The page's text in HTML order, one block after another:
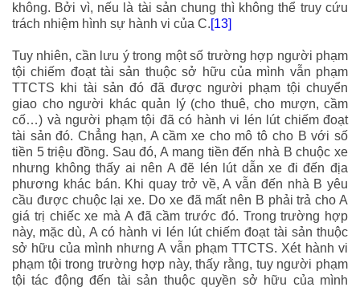
không. Bởi vì, nếu là tài sản chung thì không thể truy cứu
trách nhiệm hình sự hành vi của C.[13]
Tuy nhiên, cần lưu ý trong một số trường hợp người phạm
tội chiếm đoạt tài sản thuộc sở hữu của mình vẫn phạm
TTCTS khi tài sản đó đã được người phạm tội chuyển
giao cho người khác quản lý (cho thuê, cho mượn, cầm
cố…) và người phạm tội đã có hành vi lén lút chiếm đoạt
tài sản đó. Chẳng hạn, A cầm xe cho mô tô cho B với số
tiền 5 triệu đồng. Sau đó, A mang tiền đến nhà B chuộc xe
nhưng không thấy ai nên A đẽ lén lút dẫn xe đi đến địa
phương khác bán. Khi quay trở về, A vẫn đến nhà B yêu
cầu được chuộc lại xe. Do xe đã mất nên B phải trả cho A
giá trị chiếc xe mà A đã cầm trước đó. Trong trường hợp
này, mặc dù, A có hành vi lén lút chiếm đoạt tài sản thuộc
sở hữu của mình nhưng A vẫn phạm TTCTS. Xét hành vi
phạm tội trong trường hợp này, thấy rằng, tuy người phạm
tội tác động đến tài sản thuộc quyền sở hữu của mình